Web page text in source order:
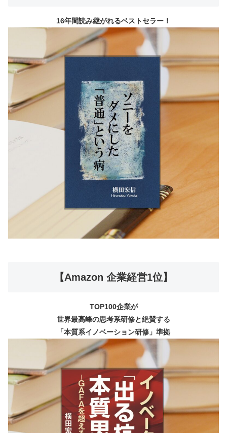
16年間読み継がれるベストセラー！
【Amazon 企業経営1位】
TOP100企業が
世界最高峰の思考系研修と絶賛する
「本質系イノベーション研修」準拠